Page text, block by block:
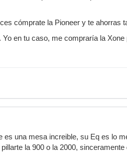
cómprate la Pioneer y te ahorras
en tu caso, me compraría la Xone
una mesa increible, su Eq es lo
la 900 o la 2000,